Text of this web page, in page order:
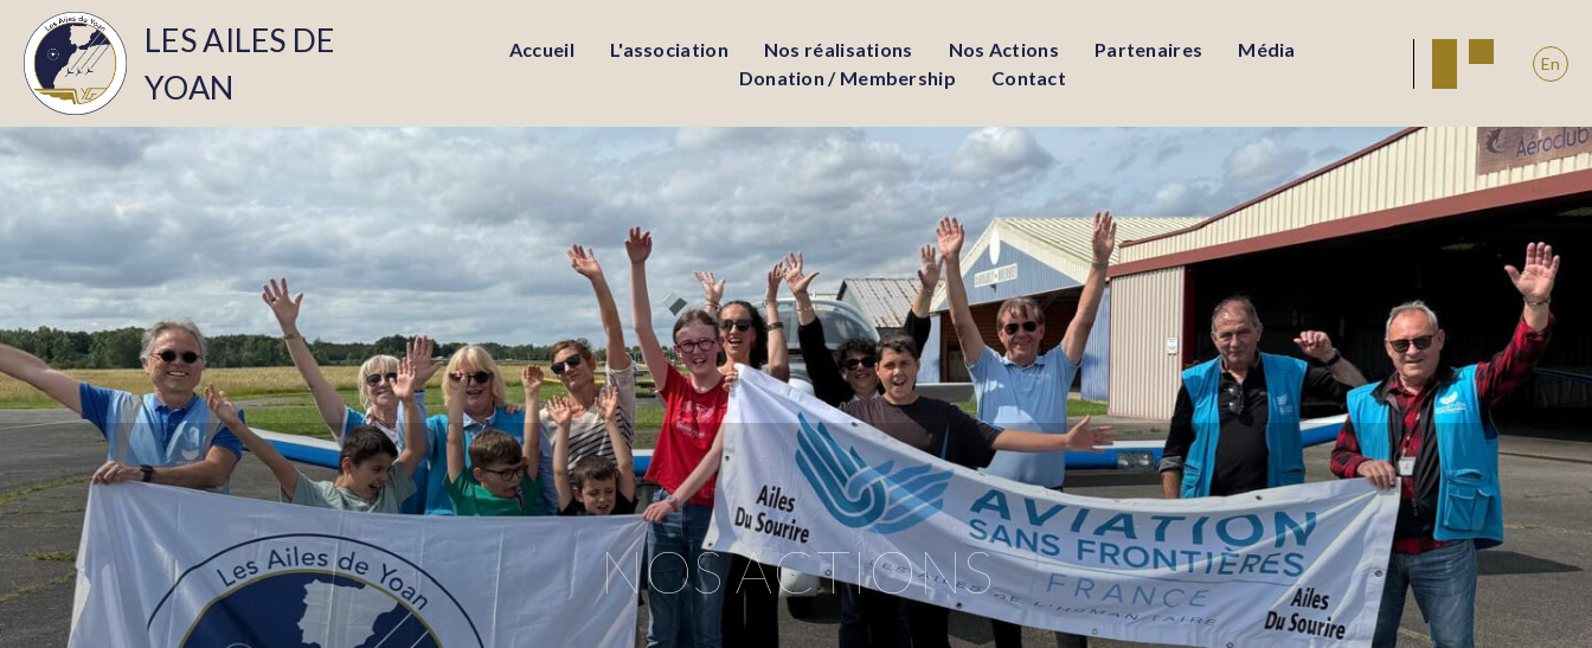
LES AILES DE
YOAN
Accueil L'association Nos réalisations Nos Actions Partenaires
Média
Donation / Membership
Contact
En
NOS ACTIONS